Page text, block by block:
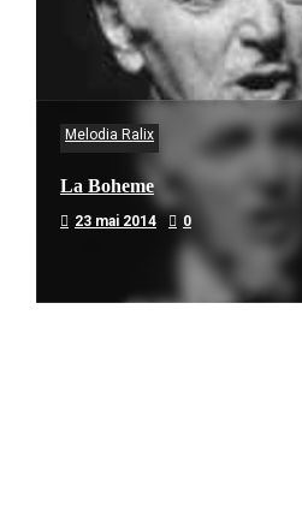
Melodia Ralix
La Boheme
23 mai 2014 0